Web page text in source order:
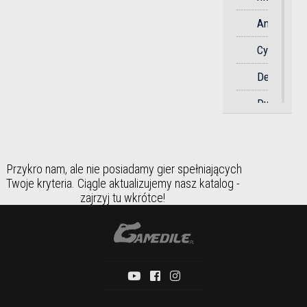
Soulslike
Sportowa
Strzelanka
Survival
Anime
Cyberpunk
Dystopia
Przykro nam, ale nie posiadamy gier spełniających
Twoje kryteria. Ciągle aktualizujemy nasz katalog -
zajrzyj tu wkrótce!